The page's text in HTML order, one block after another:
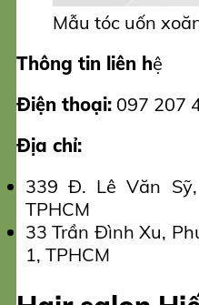
Mẫu tóc uốn
Thông tin liên hệ
Điện thoại: 097 207
Địa chỉ:
339 Đ. Lê Văn
TPHCM
33 Trần Đình Xu,
1, TPHCM